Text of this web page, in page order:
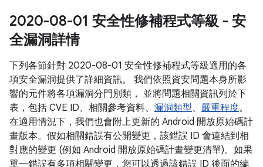
2020-08-01 安全性修補程式等級 - 安
全漏洞詳情
下列各節針對 2020-08-01 安全性修補程式等級適用的各
項安全漏洞提供了詳細資訊。 我們依照資安問題本身所影
響的元件將各項漏洞分門別類， 並將問題相關資訊列於下
表，包括 CVE ID、相關參考資料、 漏洞類型、 嚴重程度。
在適用情況下，我們也會附上更新的 Android 開放原始碼計
畫版本。假如相關錯誤有公開變更，該錯誤 ID 會連結到相
對應的變更 (例如 Android 開放原始碼計畫變更清單)。如果
單一錯誤有多項相關變更，您可以透過該錯誤 ID 後面的編